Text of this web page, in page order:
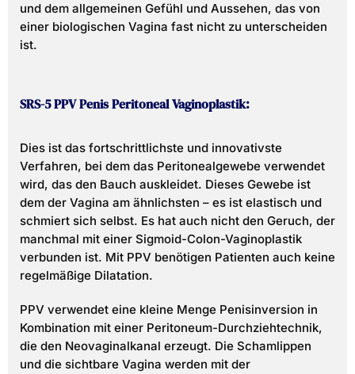
und dem allgemeinen Gefühl und Aussehen, das von
einer biologischen Vagina fast nicht zu unterscheiden
ist.
SRS-5 PPV Penis Peritoneal Vaginoplastik:
Dies ist das fortschrittlichste und innovativste
Verfahren, bei dem das Peritonealgewebe verwendet
wird, das den Bauch auskleidet. Dieses Gewebe ist
dem der Vagina am ähnlichsten – es ist elastisch und
schmiert sich selbst. Es hat auch nicht den Geruch, der
manchmal mit einer Sigmoid-Colon-Vaginoplastik
verbunden ist. Mit PPV benötigen Patienten auch keine
regelmäßige Dilatation.
PPV verwendet eine kleine Menge Penisinversion in
Kombination mit einer Peritoneum-Durchziehtechnik,
die den Neovaginalkanal erzeugt. Die Schamlippen
und die sichtbare Vagina werden mit der